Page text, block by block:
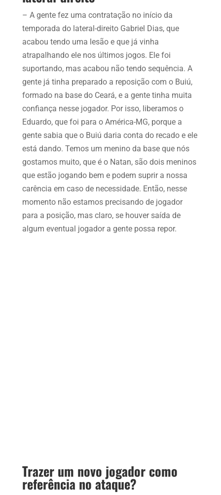
– A gente fez uma contratação no início da
temporada do lateral-direito Gabriel Dias, que
acabou tendo uma lesão e que já vinha
atrapalhando ele nos últimos jogos. Ele foi
suportando, mas acabou não tendo sequência. A
gente já tinha preparado a reposição com o Buiú,
formado na base do Ceará, e a gente tinha muita
confiança nesse jogador. Por isso, liberamos o
Eduardo, que foi para o América-MG, porque a
gente sabia que o Buiú daria conta do recado e ele
está dando. Temos um menino da base que nós
gostamos muito, que é o Natan, são dois meninos
que estão jogando bem e podem suprir a nossa
carência em caso de necessidade. Então, nesse
momento não estamos precisando de jogador
para a posição, mas claro, se houver saída de
algum eventual jogador a gente possa repor.
Trazer um novo jogador como
referência no ataque?